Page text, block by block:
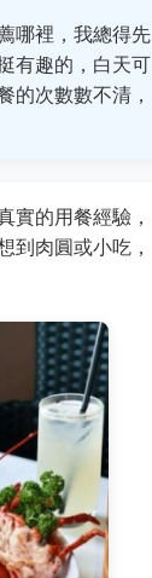
哪裡，我總得先
有趣的，白天可
的次數數不清，
實的用餐經驗，
到肉圓或小吃，